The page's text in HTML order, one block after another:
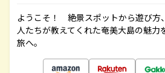
ようこそ！ 絶景スポットから遊び方
人たちが教えてくれた奄美大島の魅力
旅へ。